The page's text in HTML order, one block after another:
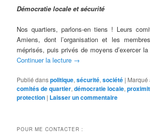
Démocratie locale et sécurité
Nos quartiers, parlons-en tiens ! Leurs
Amiens, dont l’organisation et les
méprisés, puis privés de moyens d’exercer
Continuer la lecture →
Publié danspolitique,sécurité,société | Marqué
comités de quartier,démocratie locale,
protection | Laisser un commentaire
POUR ME CONTACTER :